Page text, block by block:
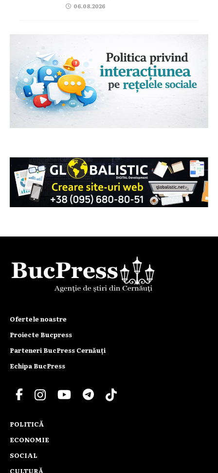
06.08.2026
Ofertele noastre
Proiecte Bucpress
Parteneri BucPress Cernăuți
Echipa BucPress
POLITICĂ
ECONOMIE
SOCIAL
CULTURĂ